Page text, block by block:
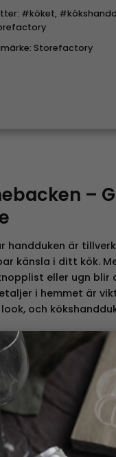
#köket,
Storefactory
–
handduken är
känsla i ditt kök.
eller ugn blir
i hemmet är
och
i Litauen.
vårda och behålla
vid 40 grader.
x 70 cm
kg